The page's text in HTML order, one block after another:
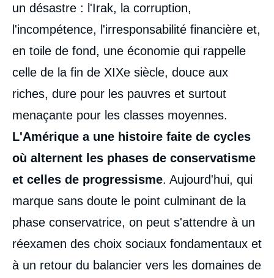
un désastre : l'Irak, la corruption,
l'incompétence, l'irresponsabilité financière et,
en toile de fond, une économie qui rappelle
celle de la fin de XIXe siècle, douce aux
riches, dure pour les pauvres et surtout
menaçante pour les classes moyennes.
L'Amérique a une histoire faite de cycles
où alternent les phases de conservatisme
et celles de progressisme. Aujourd'hui, qui
marque sans doute le point culminant de la
phase conservatrice, on peut s'attendre à un
réexamen des choix sociaux fondamentaux et
à un retour du balancier vers les domaines de